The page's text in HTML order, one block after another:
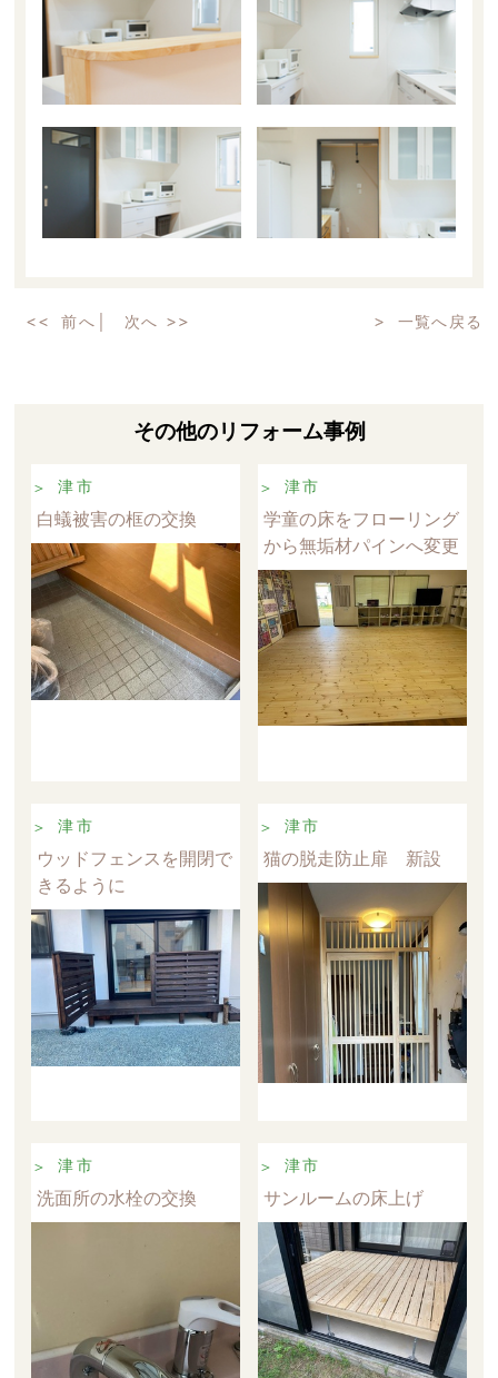
前へ 次へ 一覧へ戻る
その他のリフォーム事例
津市
白蟻被害の框の交換
津市
学童の床をフローリング
から無垢材パインへ変更
津市
ウッドフェンスを開閉で
きるように
津市
猫の脱走防止扉 新設
津市
洗面所の水栓の交換
津市
サンルームの床上げ